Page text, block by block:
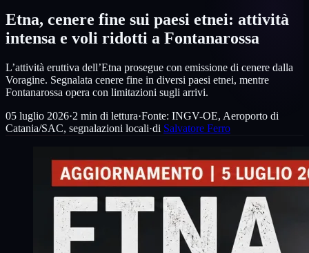
Etna, cenere fine sui paesi etnei: attività
intensa e voli ridotti a Fontanarossa
L’attività eruttiva dell’Etna prosegue con emissione di cenere dalla
Voragine. Segnalata cenere fine in diversi paesi etnei, mentre
Fontanarossa opera con limitazioni sugli arrivi.
05 luglio 2026·2 min di lettura·Fonte: INGV-OE, Aeroporto di
Catania/SAC, segnalazioni locali·di Salvatore Ferro